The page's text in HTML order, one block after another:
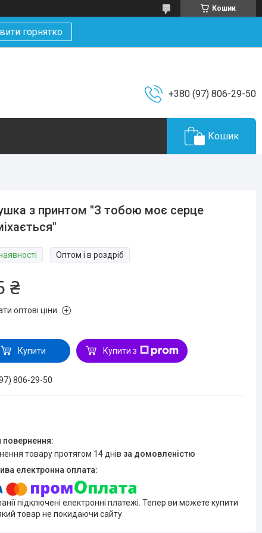
Кошик
горнятко
+380 (97) 806-29-50
Кошик
з принтом "З тобою моє серце
Оптом і в роздріб
₴
оптові ціни
Купити Купити з
806-29-50
товару протягом 14 днів за домовленістю
підключені електронні платежі. Тепер ви можете купити
товар не покидаючи сайту.